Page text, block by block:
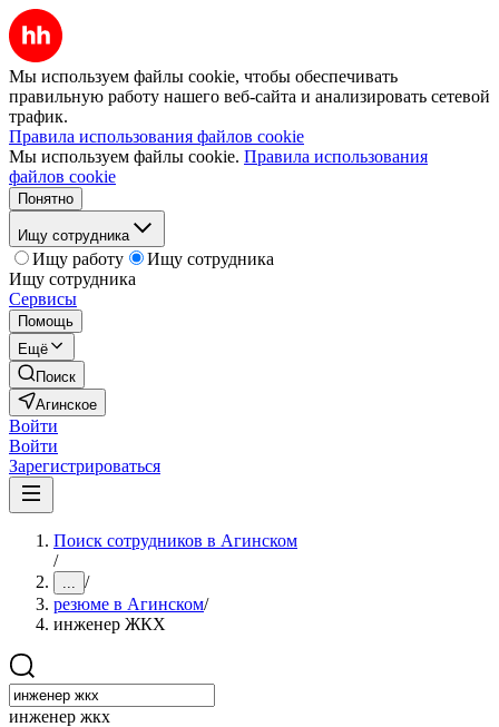
Мы используем файлы cookie, чтобы обеспечивать
правильную работу нашего веб-сайта и анализировать сетевой
трафик.
Правила использования файлов cookie
Мы используем файлы cookie. Правила использования
файлов cookie
Понятно
Ищу сотрудника
Ищу работу
Ищу сотрудника
Ищу сотрудника
Сервисы
Помощь
Ещё
Поиск
Агинское
Войти
Войти
Зарегистрироваться
Поиск сотрудников в Агинском
/
... /
резюме в Агинском/
инженер ЖКХ
инженер жкх